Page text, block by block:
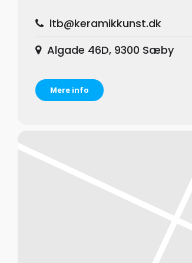
ltb@keramikkunst.dk
Algade 46D, 9300 Sæby
Mere info